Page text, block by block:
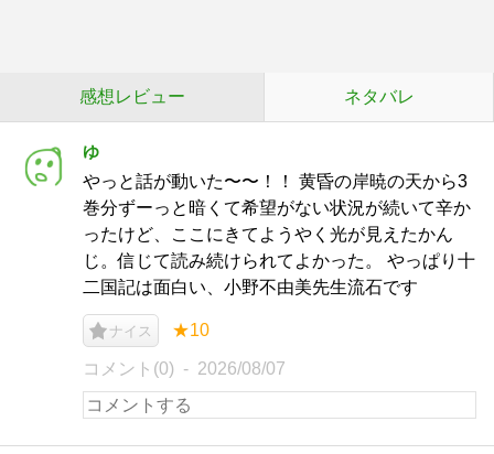
感想レビュー ネタバレ
ゆ
やっと話が動いた〜〜！！ 黄昏の岸暁の天から3
巻分ずーっと暗くて希望がない状況が続いて辛か
ったけど、ここにきてようやく光が見えたかん
じ。信じて読み続けられてよかった。 やっぱり十
二国記は面白い、小野不由美先生流石です
ナイス ★10
コメント(0) 2026/08/07